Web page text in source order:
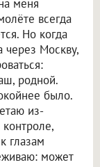
меня
всегда
Но когда
Москву,
родной.
было.
из-
глазам
может